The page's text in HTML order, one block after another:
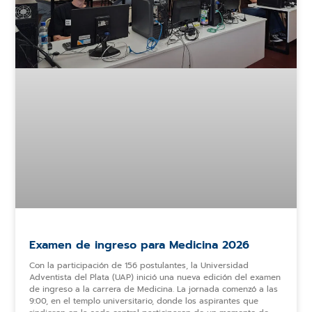
Examen de ingreso para Medicina 2026
Con la participación de 156 postulantes, la Universidad
Adventista del Plata (UAP) inició una nueva edición del examen
de ingreso a la carrera de Medicina. La jornada comenzó a las
9:00, en el templo universitario, donde los aspirantes que